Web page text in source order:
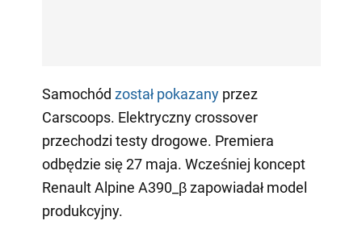
Samochód został pokazanyprzez
Carscoops. Elektryczny crossover
przechodzi testy drogowe. Premiera
odbędzie się 27 maja. Wcześniej koncept
Renault Alpine A390_β zapowiadał model
produkcyjny.